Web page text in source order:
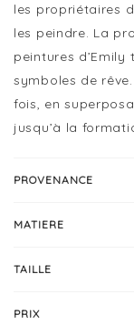
les propriétaires
les peindre. La
peintures
symboles de
fois, en
jusqu’à la
PROVENANCE
MATIERE
TAILLE
PRIX